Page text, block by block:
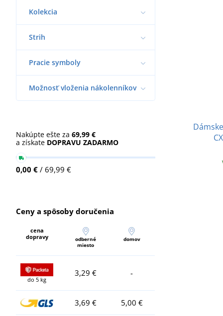
Kolekcia
Strih
Pracie symboly
Možnosť vloženia nákolenníkov
Nakúpte ešte za 69,99 €
a získate DOPRAVU ZADARMO
0,00 € / 69,99 €
Ceny a spôsoby doručenia
cena
dopravy
odberné
miesto
domov
do 5 kg
3,29 € -
3,69 € 5,00 €